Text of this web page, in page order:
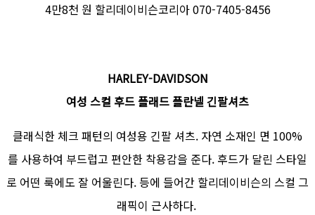
4만8천 원 할리데이비슨코리아 070-7405-8456
HARLEY-DAVIDSON
여성 스컬 후드 플래드 플란넬 긴팔셔츠
클래식한 체크 패턴의 여성용 긴팔 셔츠. 자연 소재인 면 100%
를 사용하여 부드럽고 편안한 착용감을 준다. 후드가 달린 스타일
로 어떤 룩에도 잘 어울린다. 등에 들어간 할리데이비슨의 스컬 그
래픽이 근사하다.